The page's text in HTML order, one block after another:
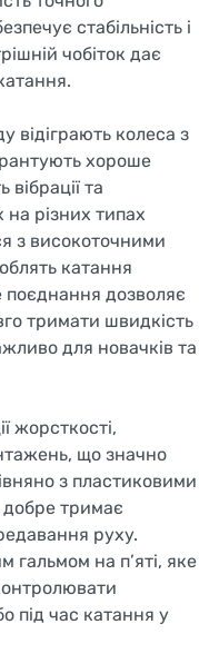
стабільність і
чобіток дає
відіграють колеса з
хороше
та
різних типах
з високоточними
катання
дозволяє
тримати швидкість
для новачків та
жорсткості,
що значно
з пластиковими
тримає
руху.
на п’яті, яке
під час катання у